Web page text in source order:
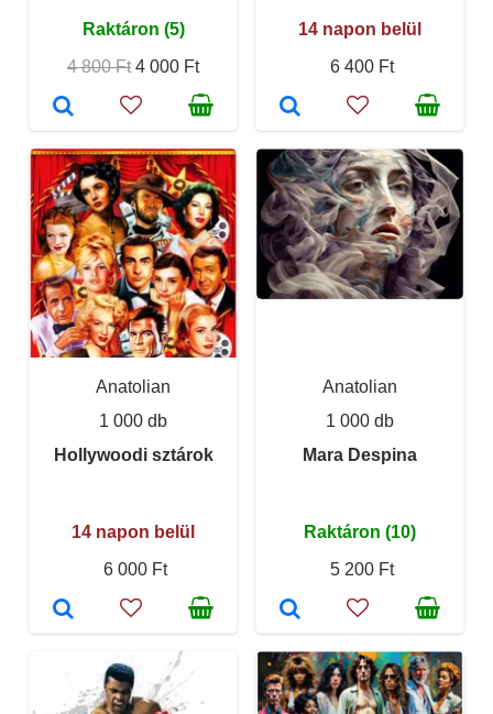
Raktáron (5)
4 800 Ft 4 000 Ft
14 napon belül
6 400 Ft
Anatolian
1 000 db
Hollywoodi sztárok
14 napon belül
6 000 Ft
Anatolian
1 000 db
Mara Despina
Raktáron (10)
5 200 Ft